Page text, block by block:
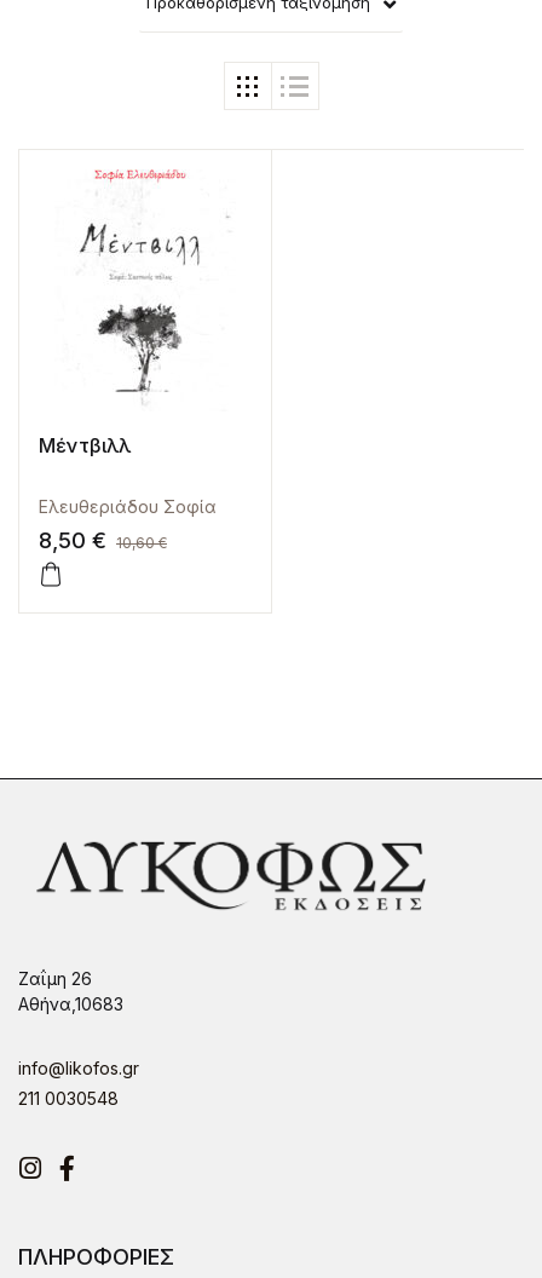
Μέντβιλλ
Ελευθεριάδου Σοφία
8,50 € 10,60€
Ζαΐμη 26
Αθήνα,10683
info@likofos.gr
211 0030548
Instagram
Facebook
ΠΛΗΡΟΦΟΡΙΕΣ